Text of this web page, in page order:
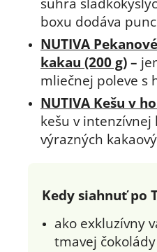
boxu dodáva
NUTIVA
kakau (200 g) –
mliečnej poleve s
NUTIVA Kešu v
kešu v
výrazných
Kedy siahnuť po
ako exkluzívny
tmavej čokolády